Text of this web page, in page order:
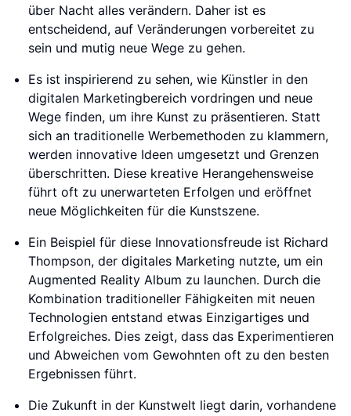
über Nacht alles verändern. Daher ist es
entscheidend, auf Veränderungen vorbereitet zu
sein und mutig neue Wege zu gehen.
Es ist inspirierend zu sehen, wie Künstler in den
digitalen Marketingbereich vordringen und neue
Wege finden, um ihre Kunst zu präsentieren. Statt
sich an traditionelle Werbemethoden zu klammern,
werden innovative Ideen umgesetzt und Grenzen
überschritten. Diese kreative Herangehensweise
führt oft zu unerwarteten Erfolgen und eröffnet
neue Möglichkeiten für die Kunstszene.
Ein Beispiel für diese Innovationsfreude ist Richard
Thompson, der digitales Marketing nutzte, um ein
Augmented Reality Album zu launchen. Durch die
Kombination traditioneller Fähigkeiten mit neuen
Technologien entstand etwas Einzigartiges und
Erfolgreiches. Dies zeigt, dass das Experimentieren
und Abweichen vom Gewohnten oft zu den besten
Ergebnissen führt.
Die Zukunft in der Kunstwelt liegt darin, vorhandene